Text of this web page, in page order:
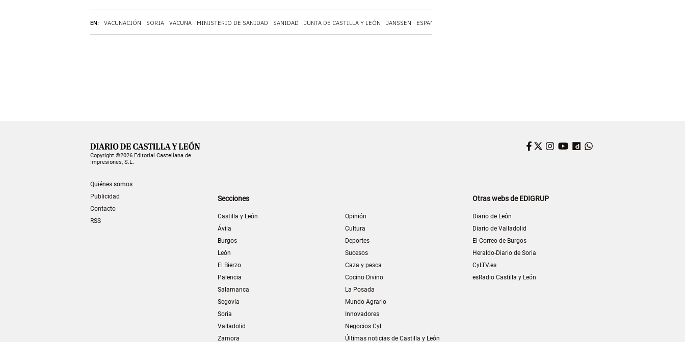
EN: VACUNACIÓN SORIA VACUNA MINISTERIO DE SANIDAD SANIDAD JUNTA DE CASTILLA Y LEÓN JANSSEN ESPAÑA
Copyright ©2026 Editorial Castellana de
Impresiones, S.L.
Quiénes somos
Publicidad
Contacto
RSS
Facebook
Twitter
Instagram
YouTube
Dailymotion
Secciones
Castilla y León
Ávila
Burgos
León
El Bierzo
Palencia
Salamanca
Segovia
Soria
Valladolid
Zamora
Opinión
Cultura
Deportes
Sucesos
Caza y pesca
Cocino Divino
La Posada
Mundo Agrario
Innovadores
Negocios CyL
Últimas noticias de Castilla y León
Otras webs de EDIGRUP
Diario de León
Diario de Valladolid
El Correo de Burgos
Heraldo-Diario de Soria
CyLTV.es
esRadio Castilla y León